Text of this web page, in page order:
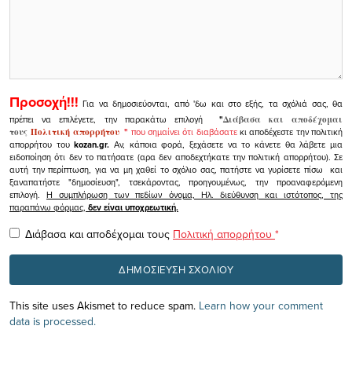
Προσοχή!!! Για να δημοσιεύονται, από 'δω και στο εξής, τα σχόλιά σας, θα
πρέπει να επιλέγετε, την παρακάτω επιλογή
"Διάβασα και αποδέχομαι
τουςΠολιτική απορρήτου" που σημαίνει ότι διαβάσατεκι αποδέχεστε την πολιτική
απορρήτου τουkozan.gr. Αν, κάποια φορά, ξεχάσετε να το κάνετε θα λάβετε μια
ειδοποίηση ότι δεν το πατήσατε (αρα δεν αποδεχτήκατε την πολιτική απορρήτου). Σε
αυτή την περίπτωση, για να μη χαθεί το σχόλιο σας, πατήστε να γυρίσετε πίσω και
ξαναπατήστε "δημοσίευση", τσεκάροντας, προηγουμένως, την προαναφερόμενη
επιλογή.Η συμπλήρωση των πεδίων όνομα, Ηλ. διεύθυνση και ιστότοπος, της
παραπάνω φόρμας, δεν είναι υποχρεωτική.
Διάβασα και αποδέχομαι τους Πολιτική απορρήτου *
This site uses Akismet to reduce spam. Learn how your comment
data is processed.